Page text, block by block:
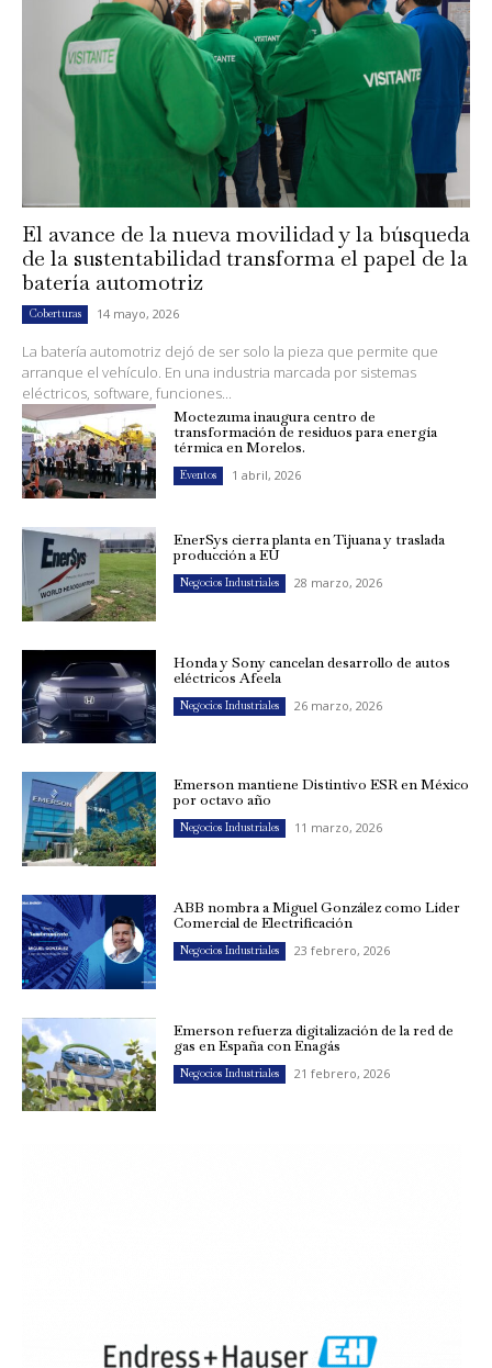
El avance de la nueva movilidad y la búsqueda
de la sustentabilidad transforma el papel de la
batería automotriz
Coberturas 14 mayo, 2026
La batería automotriz dejó de ser solo la pieza que permite que
arranque el vehículo. En una industria marcada por sistemas
eléctricos, software, funciones...
Moctezuma inaugura centro de
transformación de residuos para energía
térmica en Morelos.
Eventos 1 abril, 2026
EnerSys cierra planta en Tijuana y traslada
producción a EU
Negocios Industriales 28 marzo, 2026
Honda y Sony cancelan desarrollo de autos
eléctricos Afeela
Negocios Industriales 26 marzo, 2026
Emerson mantiene Distintivo ESR en México
por octavo año
Negocios Industriales 11 marzo, 2026
ABB nombra a Miguel González como Líder
Comercial de Electrificación
Negocios Industriales 23 febrero, 2026
Emerson refuerza digitalización de la red de
gas en España con Enagás
Negocios Industriales 21 febrero, 2026